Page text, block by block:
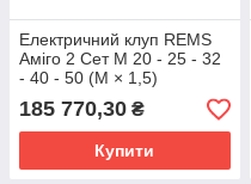
Електричний клуп REMS
Аміго 2 Сет M 20 - 25 - 32
- 40 - 50 (M × 1,5)
185 770,30 ₴
Купити